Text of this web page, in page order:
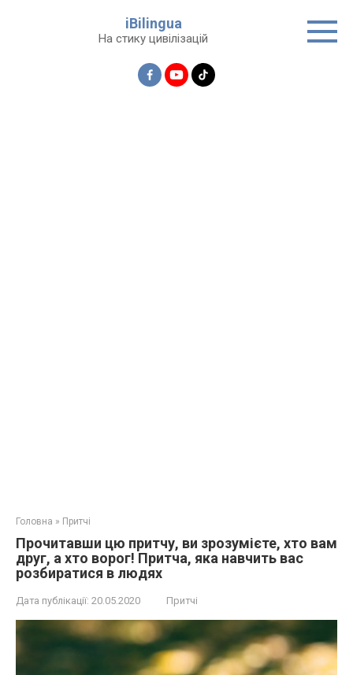
iBilingua
На стику цивілізацій
Головна » Притчі
Прочитавши цю притчу, ви зрозумієте, хто вам
друг, а хто ворог! Притча, яка навчить вас
розбиратися в людях
Дата публікації: 20.05.2020 Притчі